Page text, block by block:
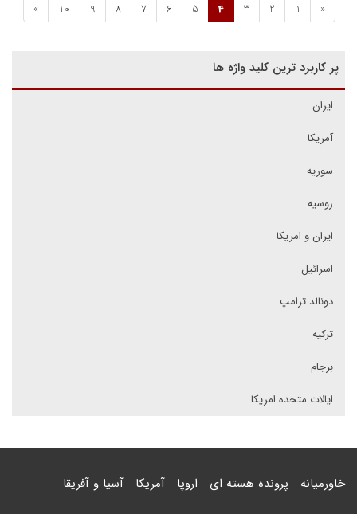
«
1
2
3
4
5
6
7
8
9
10
»
پر کاربرد ترین کلید واژه ها
ایران
آمریکا
سوریه
روسیه
ایران و امریکا
اسرائیل
دونالد ترامپ
ترکیه
برجام
ایالات متحده امریکا
خاورمیانه پرونده هسته ای اروپا آمریکا آسیا و آفریقا